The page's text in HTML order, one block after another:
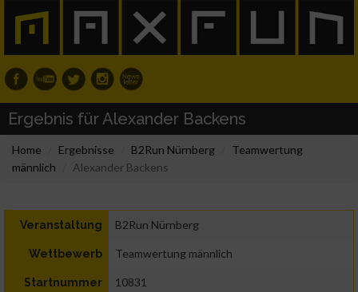
Ergebnis für Alexander Backens
Home Ergebnisse B2Run Nürnberg
Teamwertung
männlich
Alexander Backens
Veranstaltung B2Run Nürnberg
Wettbewerb Teamwertung männlich
Startnummer 10831